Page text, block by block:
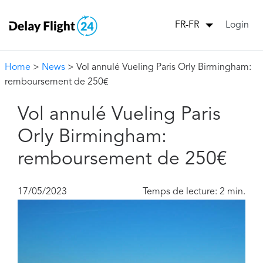
FR-FR Login
Home > News > Vol annulé Vueling Paris Orly Birmingham:
remboursement de 250€
Vol annulé Vueling Paris
Orly Birmingham:
remboursement de 250€
17/05/2023 Temps de lecture: 2 min.